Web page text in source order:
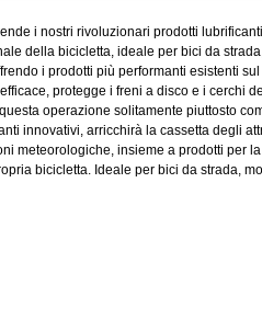
i nostri rivoluzionari prodotti
della bicicletta, ideale per bici da
i prodotti più performanti esistenti
protegge i freni a disco e i cerchi
operazione solitamente piuttosto
innovativi, arricchirà la cassetta degli
meteorologiche, insieme a prodotti per
bicicletta. Ideale per bici da strada,